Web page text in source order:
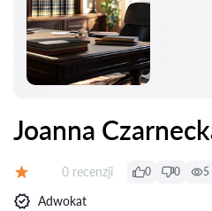
Joanna
Recenzji:
0 recenzji 0 0 5
Adwokat